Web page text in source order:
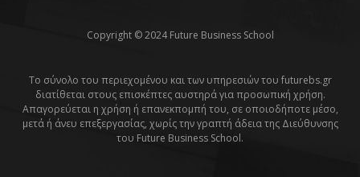
Copyright © 2024 Future Business School
Το σύνολο του περιεχομένου και των υπηρεσιών του futurebs.gr
διατίθεται στους επισκέπτες αυστηρά για προσωπική χρήση.
Απαγορεύεται η χρήση ή επανεκπομπή του, σε οποιοδήποτε μέσο,
μετά ή άνευ επεξεργασίας, χωρίς την γραπτή άδεια της Διεύθυνσης
του Future Business School.